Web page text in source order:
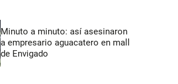
Minuto a minuto: así asesinaron
a empresario aguacatero en mall
de Envigado